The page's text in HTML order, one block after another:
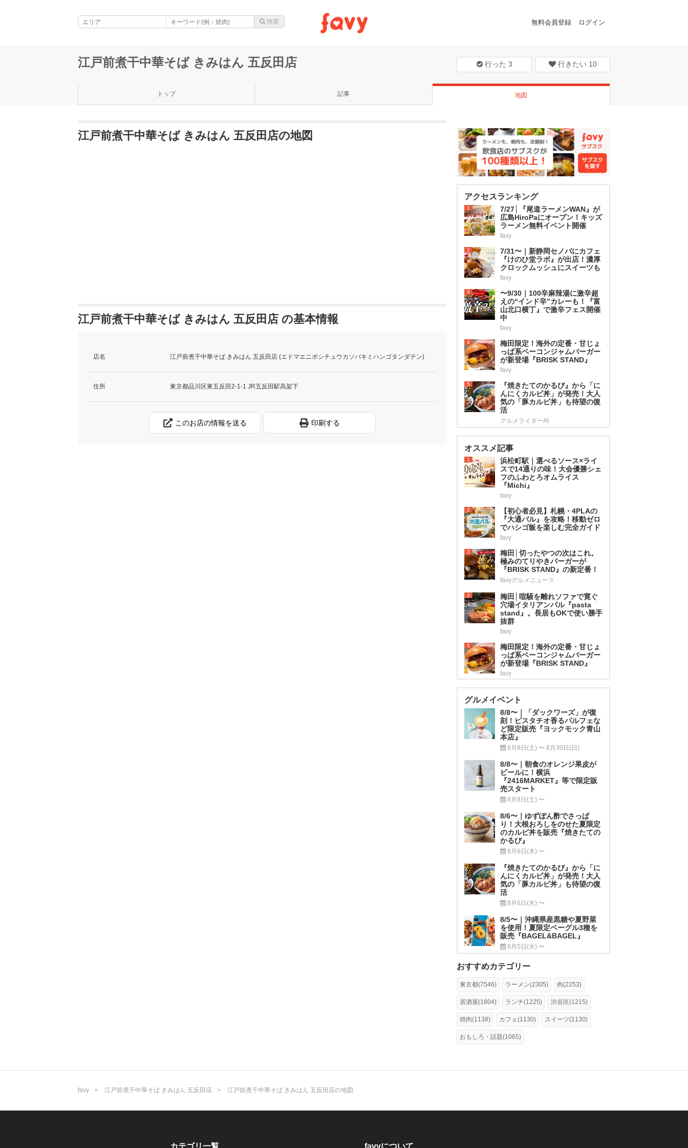
無料会員登録 ログイン
江戸前煮干中華そば きみはん 五反田店 行った 3 行きたい 10
トップ 記事 地図
江戸前煮干中華そば きみはん 五反田店の地図
江戸前煮干中華そば きみはん 五反田店 の基本情報
店名 江戸前煮干中華そば きみはん 五反田店 (エドマエニボシチュウカソバキミハンゴタンダテン)
住所 東京都品川区東五反田2-1-1 JR五反田駅高架下
このお店の情報を送る 印刷する
アクセスランキング
1
7/27│『尾道ラーメンWAN』が
広島HiroPaにオープン！キッズ
ラーメン無料イベント開催
favy
2
7/31〜｜新静岡セノバにカフェ
『けのひ堂ラボ』が出店！濃厚
クロックムッシュにスイーツも
favy
3
〜9/30｜100辛麻辣湯に激辛超
えの“インド辛”カレーも！『富
山北口横丁』で激辛フェス開催
中
favy
4
梅田限定！海外の定番・甘じょ
っぱ系ベーコンジャムバーガー
が新登場『BRISK STAND』
favy
5
『焼きたてのかるび』から「に
んにくカルビ丼」が発売！大人
気の「豚カルビ丼」も待望の復
活
グルメライターAI
オススメ記事
1
浜松町駅｜選べるソース×ライ
スで14通りの味！大会優勝シェ
フのふわとろオムライス
『Michi』
favy
2
【初心者必見】札幌・4PLAの
『大通バル』を攻略！移動ゼロ
でハシゴ飯を楽しむ完全ガイド
favy
3
梅田│切ったやつの次はこれ。
極みのてりやきバーガーが
『BRISK STAND』の新定番！
favyグルメニュース
4
梅田│喧騒を離れソファで寛ぐ
穴場イタリアンバル『pasta
stand』。長居もOKで使い勝手
抜群
favy
5
梅田限定！海外の定番・甘じょ
っぱ系ベーコンジャムバーガー
が新登場『BRISK STAND』
favy
グルメイベント
8/8〜｜「ダックワーズ」が復
刻！ピスタチオ香るパルフェな
ど限定販売『ヨックモック青山
本店』
8月8日(土) 〜 8月30日(日)
8/8〜｜朝食のオレンジ果皮が
ビールに！横浜
『2416MARKET』等で限定販
売スタート
8月8日(土) 〜
8/6〜｜ゆずぽん酢でさっぱ
り！大根おろしをのせた夏限定
のカルビ丼を販売『焼きたての
かるび』
8月6日(木) 〜
『焼きたてのかるび』から「に
んにくカルビ丼」が発売！大人
気の「豚カルビ丼」も待望の復
活
8月6日(木) 〜
8/5〜｜沖縄県産黒糖や夏野菜
を使用！夏限定ベーグル3種を
販売『BAGEL&BAGEL』
8月5日(水) 〜
おすすめカテゴリー
東京都(7546) ラーメン(2305) 肉(2253)
居酒屋(1804) ランチ(1225) 渋谷区(1215)
焼肉(1138) カフェ(1130) スイーツ(1130)
おもしろ・話題(1065)
favy 江戸前煮干中華そば きみはん 五反田店 江戸前煮干中華そば きみはん 五反田店の地図
カテゴリ一覧 favyについて